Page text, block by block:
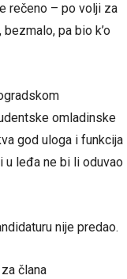
rečeno – po volji za
, bezmalo, pa bio k’o
omladinske
god uloga i funkcija
u leđa ne bi li oduvao
nije predao.
člana